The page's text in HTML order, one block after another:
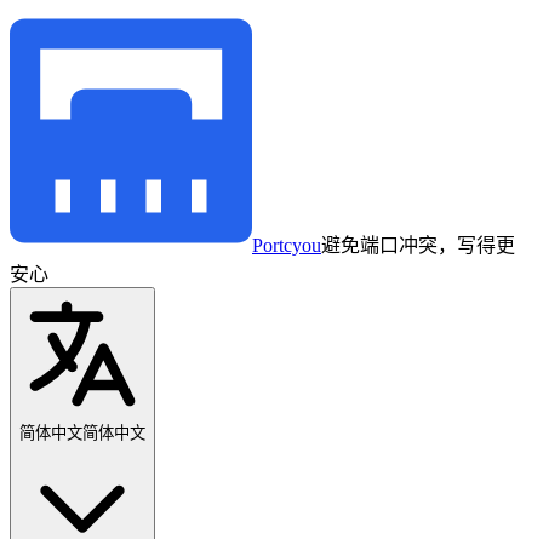
Portcyou避免端口冲突，写得更
安心
简体中文简体中文